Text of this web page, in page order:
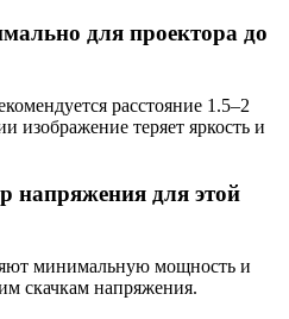
для проектора до
расстояние 1.5–2
изображение теряет яркость и
напряжения для этой
минимальную мощность и
скачкам напряжения.